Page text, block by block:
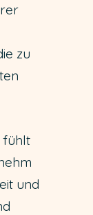
zu
fühlt
und